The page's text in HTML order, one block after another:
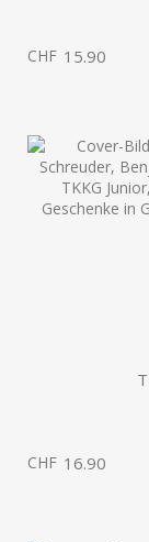
CHF 15.90
CHF 16.90